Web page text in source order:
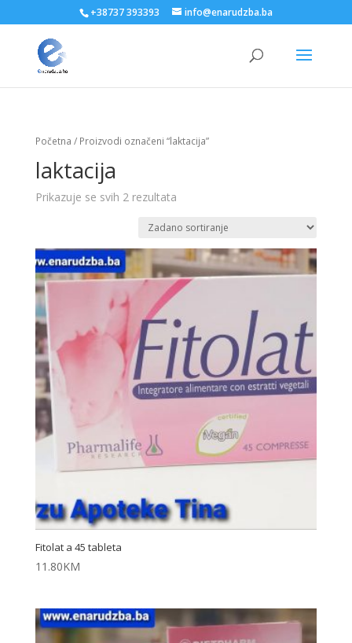
+38737 393393 info@enarudzba.ba
Početna / Proizvodi označeni “laktacija”
laktacija
Prikazuje se svih 2 rezultata
Fitolat a 45 tableta
11.80KM